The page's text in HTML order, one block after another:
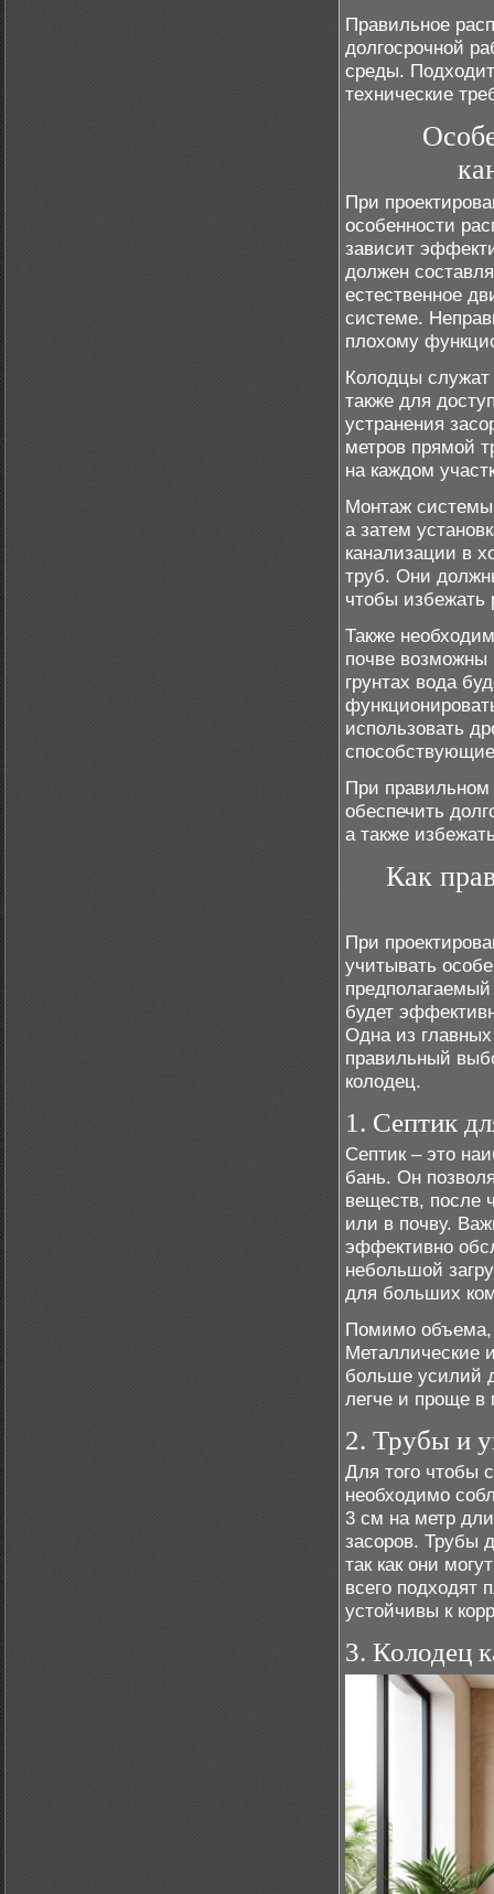
Правильное
долгосрочной
среды.
технические
При
особенности
зависит
должен
естественное
системе.
плохому
Колодцы служат
также для
устранения
метров прямой
на каждом
Монтаж системы
а затем
канализации в
труб. Они
чтобы избежать
Также
почве возможны
грунтах вода
использовать
При
обеспечить
а также
Как
При
учитывать
будет
Одна из
правильный
колодец.
1. Септик
Септик – это
бань. Он
веществ, после
или в почву.
эффективно
небольшой
для больших
Помимо объема,
Металлические
больше усилий
легче и проще в
2. Трубы и
Для того чтобы
необходимо
3 см на метр
засоров. Трубы
так как они
всего подходят
устойчивы к
3. Колодец